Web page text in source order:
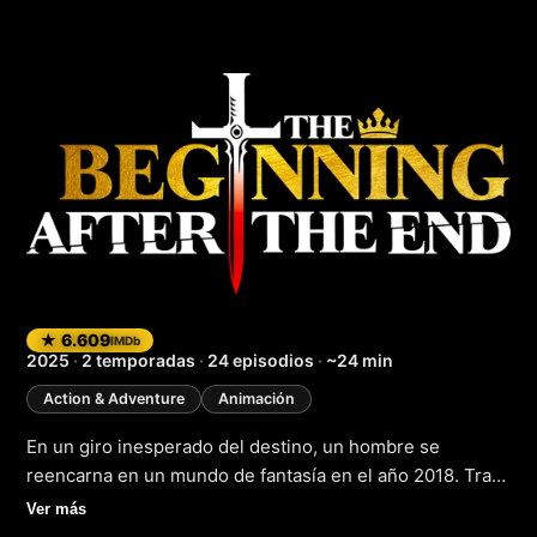
The Beginning
★ 6.609IMDb
2025 · 2 temporadas · 24 episodios · ~24 min
Action & Adventure Animación
En un giro inesperado del destino, un hombre se
reencarna en un mundo de fantasía en el año 2018. Tras
una muerte misteriosa, el Rey Grey vuelve a nacer como
Ver más